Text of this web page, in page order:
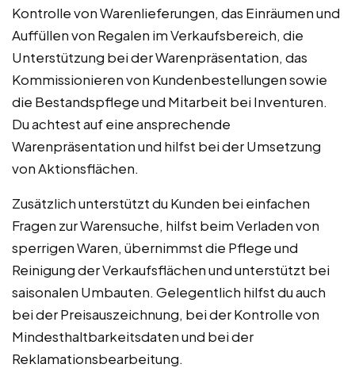
Kontrolle von Warenlieferungen, das Einräumen und
Auffüllen von Regalen im Verkaufsbereich, die
Unterstützung bei der Warenpräsentation, das
Kommissionieren von Kundenbestellungen sowie
die Bestandspflege und Mitarbeit bei Inventuren.
Du achtest auf eine ansprechende
Warenpräsentation und hilfst bei der Umsetzung
von Aktionsflächen.
Zusätzlich unterstützt du Kunden bei einfachen
Fragen zur Warensuche, hilfst beim Verladen von
sperrigen Waren, übernimmst die Pflege und
Reinigung der Verkaufsflächen und unterstützt bei
saisonalen Umbauten. Gelegentlich hilfst du auch
bei der Preisauszeichnung, bei der Kontrolle von
Mindesthaltbarkeitsdaten und bei der
Reklamationsbearbeitung.